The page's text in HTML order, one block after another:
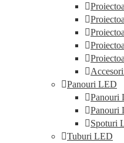
Panouri LED
Panouri
Panouri
Spoturi
Tuburi LED